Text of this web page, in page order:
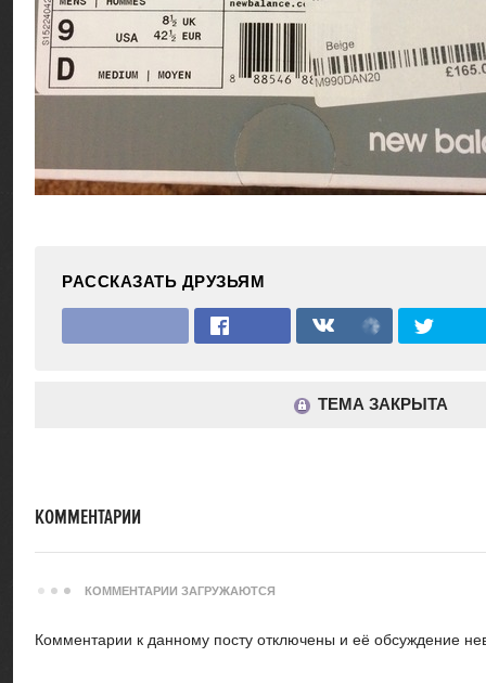
РАССКАЗАТЬ ДРУЗЬЯМ
ТЕМА ЗАКРЫТА
КОММЕНТАРИИ
КОММЕНТАРИИ ЗАГРУЖАЮТСЯ
Комментарии к данному посту отключены и её обсуждение